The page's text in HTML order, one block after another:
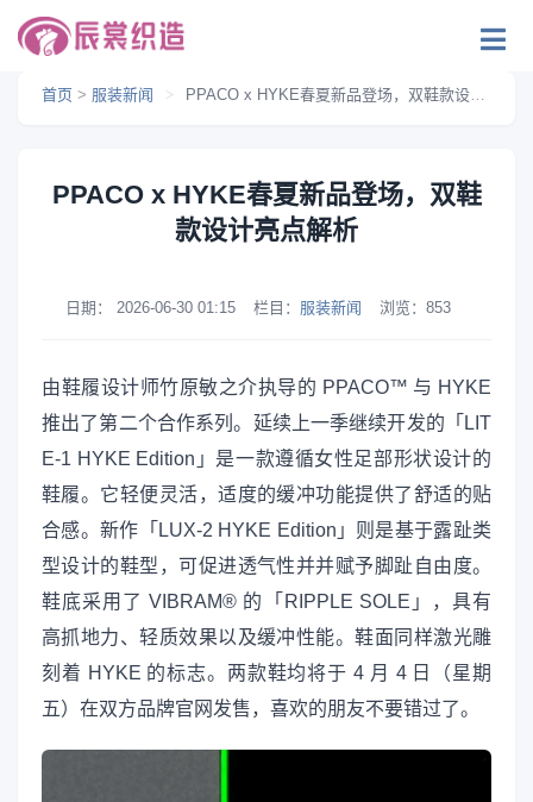
首页 > 服装新闻 > PPACO x HYKE春夏新品登场，双鞋款设计亮点解析
PPACO x HYKE春夏新品登场，双鞋
款设计亮点解析
日期： 2026-06-30 01:15 栏目： 服装新闻 浏览： 853
由鞋履设计师竹原敏之介执导的 PPACO™ 与 HYKE
推出了第二个合作系列。延续上一季继续开发的「LIT
E-1 HYKE Edition」是一款遵循女性足部形状设计的
鞋履。它轻便灵活，适度的缓冲功能提供了舒适的贴
合感。新作「LUX-2 HYKE Edition」则是基于露趾类
型设计的鞋型，可促进透气性并并赋予脚趾自由度。
鞋底采用了 VIBRAM® 的「RIPPLE SOLE」，具有
高抓地力、轻质效果以及缓冲性能。鞋面同样激光雕
刻着 HYKE 的标志。两款鞋均将于 4 月 4 日（星期
五）在双方品牌官网发售，喜欢的朋友不要错过了。